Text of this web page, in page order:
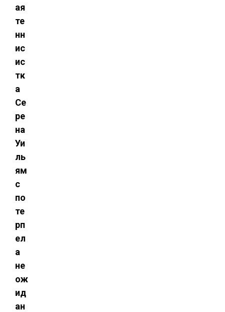
ая
те
нн
ис
ис
тк
а
Се
ре
на
Уи
ль
ям
с
по
те
рп
ел
а
не
ож
ид
ан